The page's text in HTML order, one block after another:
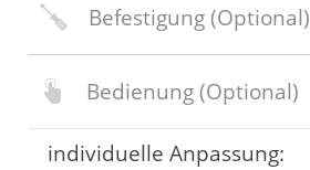
Befestigung(Optional)
Bedienung(Optional)
individuelle Anpassung: